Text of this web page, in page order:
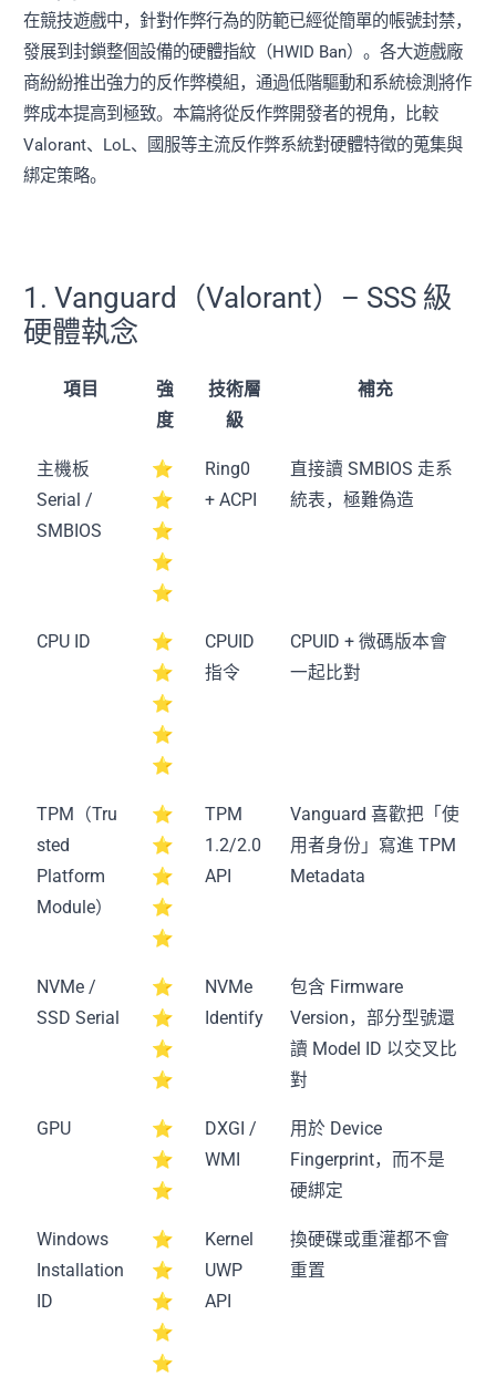
在競技遊戲中，針對作弊行為的防範已經從簡單的帳號封禁，
發展到封鎖整個設備的硬體指紋（HWID Ban）。各大遊戲廠
商紛紛推出強力的反作弊模組，通過低階驅動和系統檢測將作
弊成本提高到極致。本篇將從反作弊開發者的視角，比較
Valorant、LoL、國服等主流反作弊系統對硬體特徵的蒐集與
綁定策略。
1. Vanguard（Valorant）– SSS 級
硬體執念
項目
強
度
技術層
級
補充
主機板
Serial /
SMBIOS
⭐
⭐
⭐
⭐
⭐
Ring0
+ ACPI
直接讀 SMBIOS 走系
統表，極難偽造
CPU ID
⭐
⭐
⭐
⭐
⭐
CPUID
指令
CPUID + 微碼版本會
一起比對
TPM（Tru
sted
Platform
Module）
⭐
⭐
⭐
⭐
⭐
TPM
1.2/2.0
API
Vanguard 喜歡把「使
用者身份」寫進 TPM
Metadata
NVMe /
SSD Serial
⭐
⭐
⭐
⭐
NVMe
Identify
包含 Firmware
Version，部分型號還
讀 Model ID 以交叉比
對
GPU
⭐
⭐
⭐
DXGI /
WMI
用於 Device
Fingerprint，而不是
硬綁定
Windows
Installation
ID
⭐
⭐
⭐
⭐
⭐
Kernel
UWP
API
換硬碟或重灌都不會
重置